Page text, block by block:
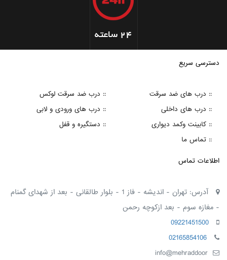
دسترسی سریع
:: درب های ضد سرقت
:: درب ضد سرقت لوکس
:: درب های داخلی
:: درب های ورودی و لابی
:: کابینت وکمد دیواری
:: دستگیره و قفل
:: تماس ما
اطلاعات تماس
آدرس: تهران - اندیشه - فاز 1 - بلوار طالقانی - بعد از شهدای گمنام
- مغازه سوم - بعد ازکوچه رحمن
09221451500
02165854106
info@mehraddoor